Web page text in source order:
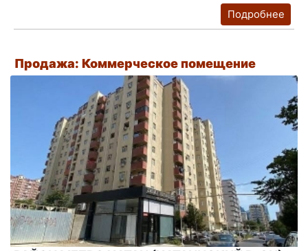
Подробнее
Продажа: Коммерческое помещение